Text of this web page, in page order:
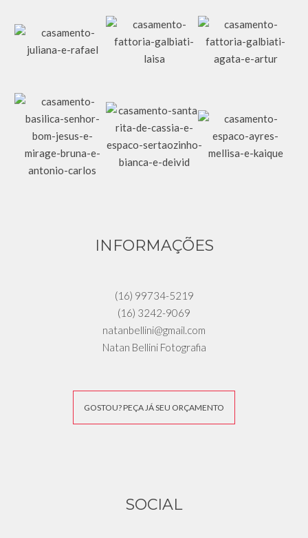
INFORMAÇÕES
(16) 99734-5219
(16) 3242-9069
natanbellini@gmail.com
Natan Bellini Fotografia
GOSTOU? PEÇA JÁ SEU ORÇAMENTO
SOCIAL